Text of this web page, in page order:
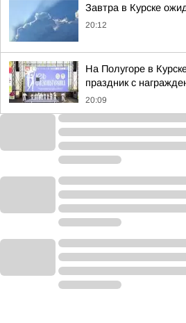
Завтра в Курске
20:12
На Полугоре в
праздник с
20:09